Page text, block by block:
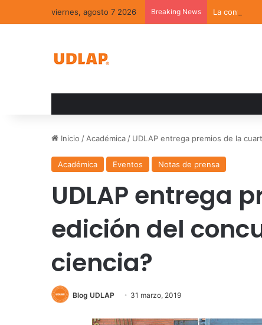
viernes, agosto 7 2026 Breaking News La
Inicio / Académica / UDLAP entrega premios de la
Académica Eventos Notas de prensa
UDLAP entrega
edición del
ciencia?
Blog UDLAP 31 marzo, 2019